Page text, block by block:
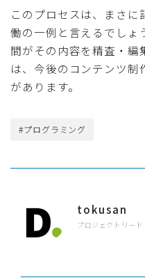
このプロセスは、まさ
働の一例と言えるでしょ
間がその内容を精査・編
は、今後のコンテンツ
があります。
#プログラミング
tokusan
プロジェクトリー